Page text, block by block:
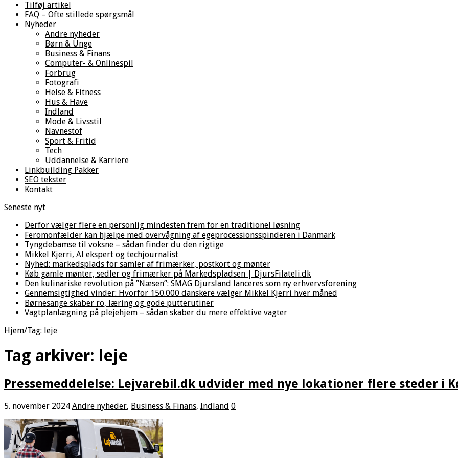
Tilføj artikel
FAQ – Ofte stillede spørgsmål
Nyheder
Andre nyheder
Børn & Unge
Business & Finans
Computer- & Onlinespil
Forbrug
Fotografi
Helse & Fitness
Hus & Have
Indland
Mode & Livsstil
Navnestof
Sport & Fritid
Tech
Uddannelse & Karriere
Linkbuilding Pakker
SEO tekster
Kontakt
Seneste nyt
Derfor vælger flere en personlig mindesten frem for en traditionel løsning
Feromonfælder kan hjælpe med overvågning af egeprocessionsspinderen i Danmark
Tyngdebamse til voksne – sådan finder du den rigtige
Mikkel Kjerri, AI ekspert og techjournalist
Nyhed: markedsplads for samler af frimærker, postkort og mønter
Køb gamle mønter, sedler og frimærker på Markedspladsen | DjursFilateli.dk
Den kulinariske revolution på ”Næsen”: SMAG Djursland lanceres som ny erhvervsforening
Gennemsigtighed vinder: Hvorfor 150.000 danskere vælger Mikkel Kjerri hver måned
Børnesange skaber ro, læring og gode putterutiner
Vagtplanlægning på plejehjem – sådan skaber du mere effektive vagter
Hjem/Tag: leje
Tag arkiver: leje
Pressemeddelelse: Lejvarebil.dk udvider med nye lokationer flere steder i
5. november 2024 Andre nyheder, Business & Finans, Indland 0